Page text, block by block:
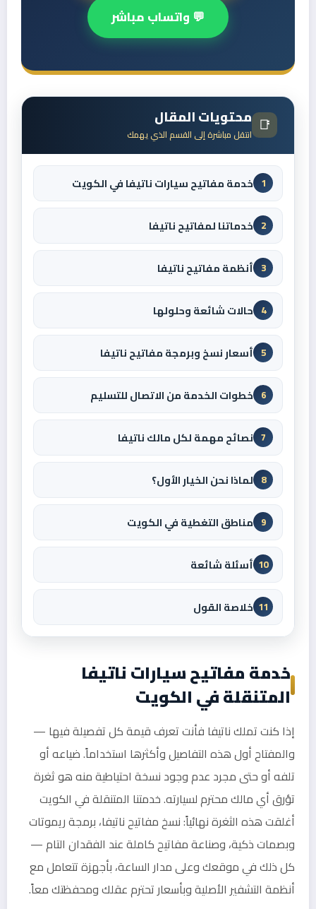
💬 واتساب مباشر
📑 محتويات المقال
انتقل مباشرة إلى القسم الذي يهمك
1 خدمة مفاتيح سيارات ناتيفا في الكويت
2 خدماتنا لمفاتيح ناتيفا
3 أنظمة مفاتيح ناتيفا
4 حالات شائعة وحلولها
5 أسعار نسخ وبرمجة مفاتيح ناتيفا
6 خطوات الخدمة من الاتصال للتسليم
7 نصائح مهمة لكل مالك ناتيفا
8 لماذا نحن الخيار الأول؟
9 مناطق التغطية في الكويت
10 أسئلة شائعة
11 خلاصة القول
خدمة مفاتيح سيارات ناتيفا
المتنقلة في الكويت
إذا كنت تملك ناتيفا فأنت تعرف قيمة كل تفصيلة فيها —
والمفتاح أول هذه التفاصيل وأكثرها استخداماً. ضياعه أو
تلفه أو حتى مجرد عدم وجود نسخة احتياطية منه هو ثغرة
تؤرق أي مالك محترم لسيارته. خدمتنا المتنقلة في الكويت
أغلقت هذه الثغرة نهائياً: نسخ مفاتيح ناتيفا، برمجة ريموتات
وبصمات ذكية، وصناعة مفاتيح كاملة عند الفقدان التام —
كل ذلك في موقعك وعلى مدار الساعة، بأجهزة تتعامل مع
أنظمة التشفير الأصلية وبأسعار تحترم عقلك ومحفظتك معاً.